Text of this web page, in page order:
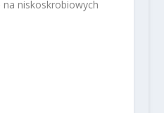
niskoskrobiowych